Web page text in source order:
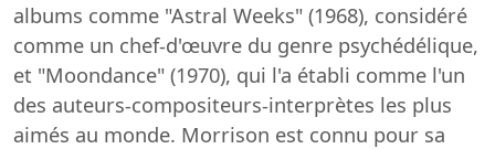
albums comme "Astral Weeks" (1968), considéré
comme un chef-d'œuvre du genre psychédélique,
et "Moondance" (1970), qui l'a établi comme l'un
des auteurs-compositeurs-interprètes les plus
aimés au monde. Morrison est connu pour sa